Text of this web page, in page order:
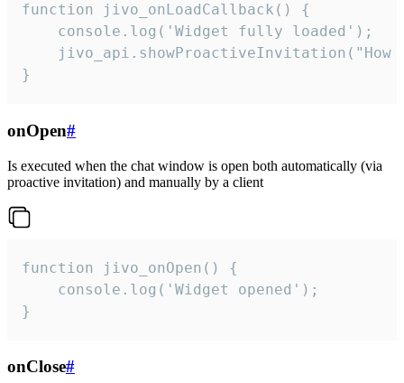
function jivo_onLoadCallback() {
    console.log('Widget fully loaded');
jivo_api.showProactiveInvitation("How
}
onOpen#
Is executed when the chat window is open both automatically (via
proactive invitation) and manually by a client
function jivo_onOpen() {
    console.log('Widget opened');
}
onClose#